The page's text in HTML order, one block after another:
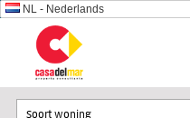
NL - Nederlands
Soort woning